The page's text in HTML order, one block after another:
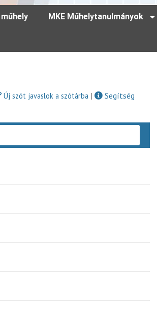
MKE Műhelytanulmányok
Új szót javaslok a szótárba |
Segítség